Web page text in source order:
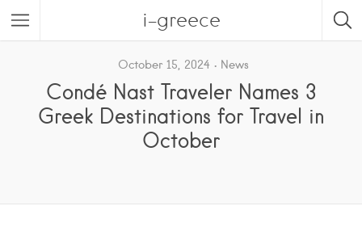
i-greece
October 15, 2024 News
Condé Nast Traveler Names 3
Greek Destinations for Travel in
October